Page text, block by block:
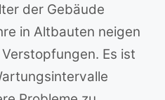
der Gebäude
in Altbauten neigen
Es ist